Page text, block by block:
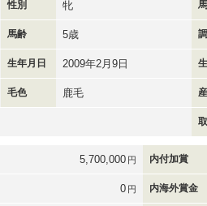
性別 牝
馬齢 5歳
生年月日 2009年2月9日
毛色 鹿毛
5,700,000 円 内付加賞
0 円 内海外賞金